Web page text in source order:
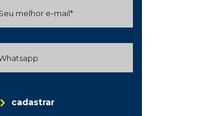
cadastrar